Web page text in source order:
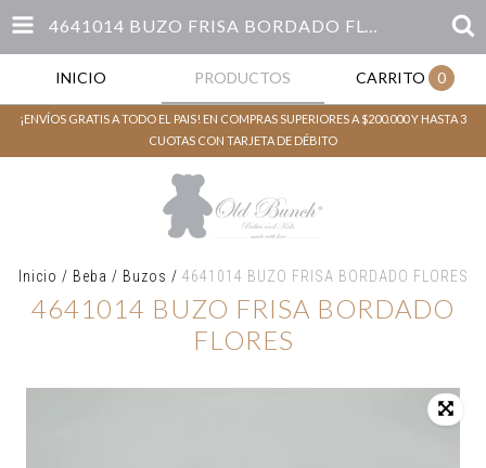
4641014 BUZO FRISA BORDADO FLORES
INICIO PRODUCTOS CARRITO 0
¡ENVÍOS GRATIS A TODO EL PAIS! EN COMPRAS SUPERIORES A $200.000 Y HASTA 3
CUOTAS CON TARJETA DE DÉBITO
Inicio / Beba / Buzos / 4641014 BUZO FRISA BORDADO FLORES
4641014 BUZO FRISA BORDADO
FLORES